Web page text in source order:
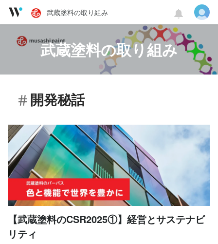
武蔵塗料の取り組み
武蔵塗料の取り組み
開発秘話
【武蔵塗料のCSR2025①】経営とサステナビ
リティ